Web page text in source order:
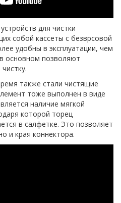
для чистки
собой кассеты с безврсовой
удобны в эксплуатации, чем
основном позволяют
также стали чистящие
тоже выполнен в виде
наличие мягкой
которой торец
в салфетке. Это позволяет
и края коннектора.